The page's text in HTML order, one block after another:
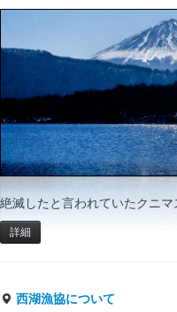
絶滅したと言われていたクニマ
詳細
西湖漁協について